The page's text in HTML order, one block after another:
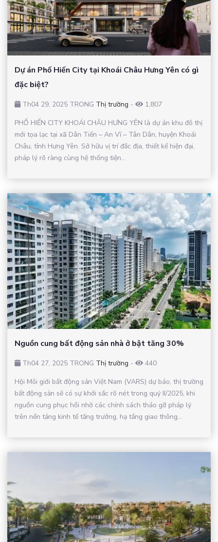
Dự án Phố Hiến City tại Khoái Châu Hưng Yên có gì
đặc biệt?
Th04 29, 2025 TRONG Thị trường -
1,807
PHỐ HIẾN CITY KHOÁI CHÂU HƯNG YÊN là dự án khu đô thị
mới tọa lạc tại xã Dân Tiến – An Vĩ – Tân Dân, huyện Khoái
Châu, tỉnh Hưng Yên. Sở hữu vị trí đắc địa, thiết kế hiện đại,
pháp lý rõ ràng cùng hệ thống tiện...
Nguồn cung bất động sản nhà ở bật tăng 30%
Th04 27, 2025 TRONG Thị trường -
440
Hội Môi giới bất động sản Việt Nam (VARS) dự báo, thị trường
bất động sản sẽ có sự khởi sắc rõ nét trong quý II/2025, khi
nguồn cung phục hồi nhờ các chính sách tháo gỡ pháp lý
trên nền tảng kinh tế tăng trưởng, hạ tầng giao thông...